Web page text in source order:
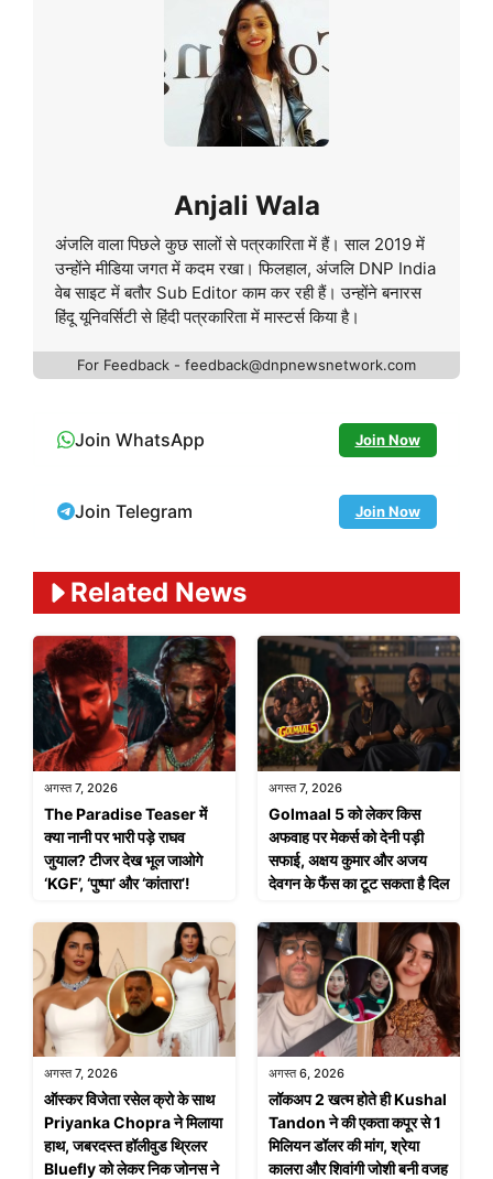
Anjali Wala
अंजलि वाला पिछले कुछ सालों से पत्रकारिता में हैं। साल 2019 में
उन्होंने मीडिया जगत में कदम रखा। फिलहाल, अंजलि DNP India
वेब साइट में बतौर Sub Editor काम कर रही हैं। उन्होंने बनारस
हिंदू यूनिवर्सिटी से हिंदी पत्रकारिता में मास्टर्स किया है।
For Feedback - feedback@dnpnewsnetwork.com
Join WhatsApp Join Now
Join Telegram Join Now
Related News
अगस्त 7, 2026
The Paradise Teaser में
क्या नानी पर भारी पड़े राघव
जुयाल? टीजर देख भूल जाओगे
‘KGF’, ‘पुष्पा’ और ‘कांतारा’!
अगस्त 7, 2026
Golmaal 5 को लेकर किस
अफवाह पर मेकर्स को देनी पड़ी
सफाई, अक्षय कुमार और अजय
देवगन के फैंस का टूट सकता है दिल
अगस्त 7, 2026
ऑस्कर विजेता रसेल क्रो के साथ
Priyanka Chopra ने मिलाया
हाथ, जबरदस्त हॉलीवुड थ्रिलर
Bluefly को लेकर निक जोनस ने
अगस्त 6, 2026
लॉकअप 2 खत्म होते ही Kushal
Tandon ने की एकता कपूर से 1
मिलियन डॉलर की मांग, श्रेया
कालरा और शिवांगी जोशी बनी वजह